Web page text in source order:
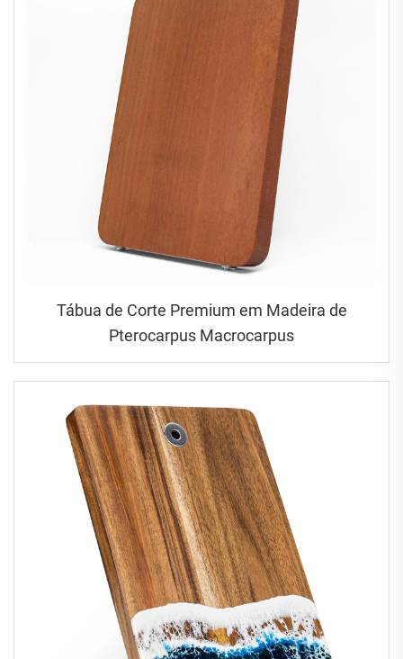
Tábua de Corte Premium em Madeira de
Pterocarpus Macrocarpus